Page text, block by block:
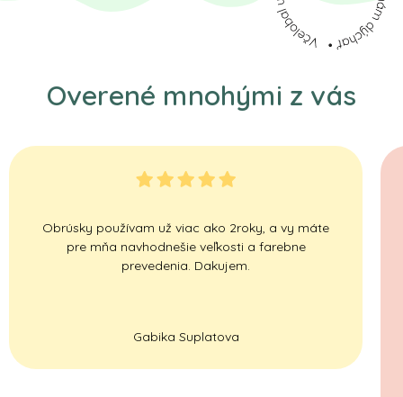
Overené mnohými z vás
Obrúsky používam už viac ako 2roky, a vy máte
pre mňa navhodnešie veľkosti a farebne
prevedenia. Dakujem.
Gabika Suplatova